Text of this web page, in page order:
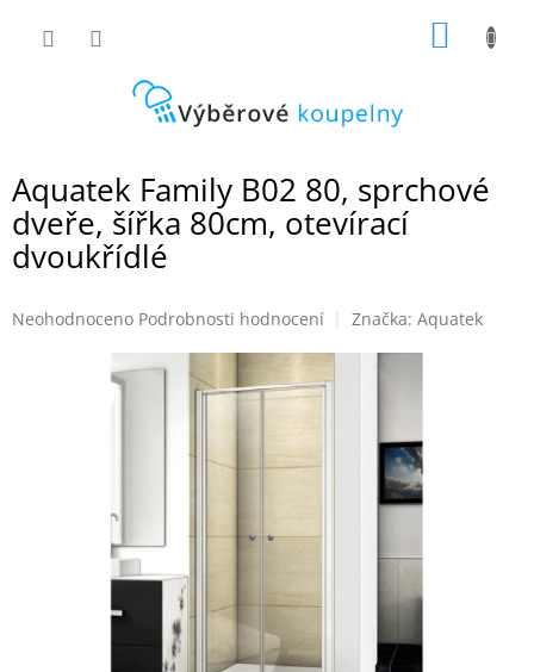
Aquatek Family B02 80, sprchové
dveře, šířka 80cm, otevírací
dvoukřídlé
Průměrné
Neohodnoceno Podrobnosti hodnocení Značka: Aquatek